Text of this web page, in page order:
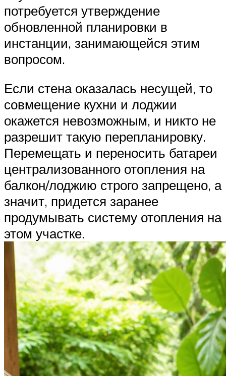
потребуется утверждение
обновленной планировки в
инстанции, занимающейся этим
вопросом.
Если стена оказалась несущей, то
совмещение кухни и лоджии
окажется невозможным, и никто не
разрешит такую перепланировку.
Перемещать и переносить батареи
централизованного отопления на
балкон/лоджию строго запрещено, а
значит, придется заранее
продумывать систему отопления на
этом участке.